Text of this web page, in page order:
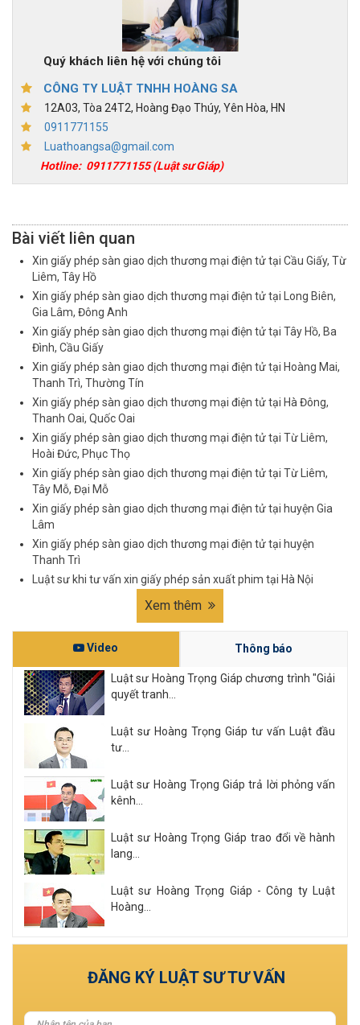
Quý khách liên hệ với chúng tôi
CÔNG TY LUẬT TNHH HOÀNG SA
12A03, Tòa 24T2, Hoàng Đạo Thúy, Yên Hòa, HN
0911771155
Luathoangsa@gmail.com
Hotline: 0911771155(Luật sư Giáp)
Bài viết liên quan
Xin giấy phép sàn giao dịch thương mại điện tử tại Cầu Giấy, Từ
Liêm, Tây Hồ
Xin giấy phép sàn giao dịch thương mại điện tử tại Long Biên,
Gia Lâm, Đông Anh
Xin giấy phép sàn giao dịch thương mại điện tử tại Tây Hồ, Ba
Đình, Cầu Giấy
Xin giấy phép sàn giao dịch thương mại điện tử tại Hoàng Mai,
Thanh Trì, Thường Tín
Xin giấy phép sàn giao dịch thương mại điện tử tại Hà Đông,
Thanh Oai, Quốc Oai
Xin giấy phép sàn giao dịch thương mại điện tử tại Từ Liêm,
Hoài Đức, Phục Thọ
Xin giấy phép sàn giao dịch thương mại điện tử tại Từ Liêm,
Tây Mỗ, Đại Mỗ
Xin giấy phép sàn giao dịch thương mại điện tử tại huyện Gia
Lâm
Xin giấy phép sàn giao dịch thương mại điện tử tại huyện
Thanh Trì
Luật sư khi tư vấn xin giấy phép sản xuất phim tại Hà Nội
Xem thêm
Video Thông báo
Luật sư Hoàng Trọng Giáp chương trình "Giải
quyết tranh...
Luật sư Hoàng Trọng Giáp tư vấn Luật đầu
tư...
Luật sư Hoàng Trọng Giáp trả lời phỏng vấn
kênh...
Luật sư Hoàng Trọng Giáp trao đổi về hành
lang...
Luật sư Hoàng Trọng Giáp - Công ty Luật
Hoàng...
Xem tất cả
ĐĂNG KÝ LUẬT SƯ TƯ VẤN